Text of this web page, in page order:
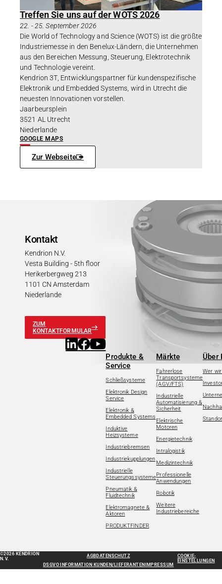
Treffen Sie uns auf der WOTS 2026
22. - 25. September 2026
Die World of Technology and Science (WOTS) ist die größte
Industriemesse in den Benelux-Ländern, die Unternehmen
aus den Bereichen Messung, Steuerung, Elektrotechnik
und Technologie vereint.
Kendrion 3T, Entwicklungspartner für kundenspezifische
Elektronik und Embedded Systems, wird in Utrecht die
neuesten Innovationen vorstellen.
Jaarbeursplein
3521 AL Utrecht
Niederlande
GOOGLE MAPS
Zur Webseite
Kontakt
Kendrion N.V.
Vesta Building - 5th floor
Herikerbergweg 213
1101 CN Amsterdam
Niederlande
ZUM
KONTAKTFORMULAR
Produkte &
Service
Schließsysteme
Elektronik Design
Service
Elektronik &
Embedded Systems
Induktive
Heizsysteme
Industriebremsen
Industriekupplungen
Industrielle
Steuerungssysteme
Pneumatik &
Fluidtechnik
Elektromagnete &
Aktoren
PRODUKTFINDER
Märkte
Fahrerlose
Transportsysteme
(AGV/FTS)
Industrielle
Automatisierung &
Sicherheit
Elektrische
Motoren
Energietechnik
Intralogistik
Medizintechnik
Professionelle
Anwendungen
Robotik
Weitere
Industriebereiche
Über
Wer
©2026 KENDRION
N.V.
AGBDATENSCHUTZ
DSGVO INFORMATION KUNDEN/LIEFERANTEN IMPRESSUM
COOKIE-
EINSTELLUNGEN